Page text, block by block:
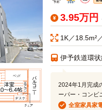
3.95万円
1K／18.5m²
伊予鉄道環
2024年1月完成
ーパー・コン
全室家具家